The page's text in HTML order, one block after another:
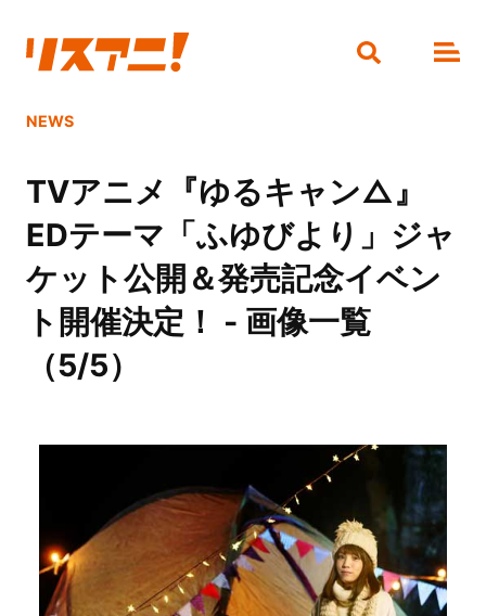
NEWS
TVアニメ『ゆるキャン△』
EDテーマ「ふゆびより」ジャ
ケット公開＆発売記念イベン
ト開催決定！ - 画像一覧
（5/5）